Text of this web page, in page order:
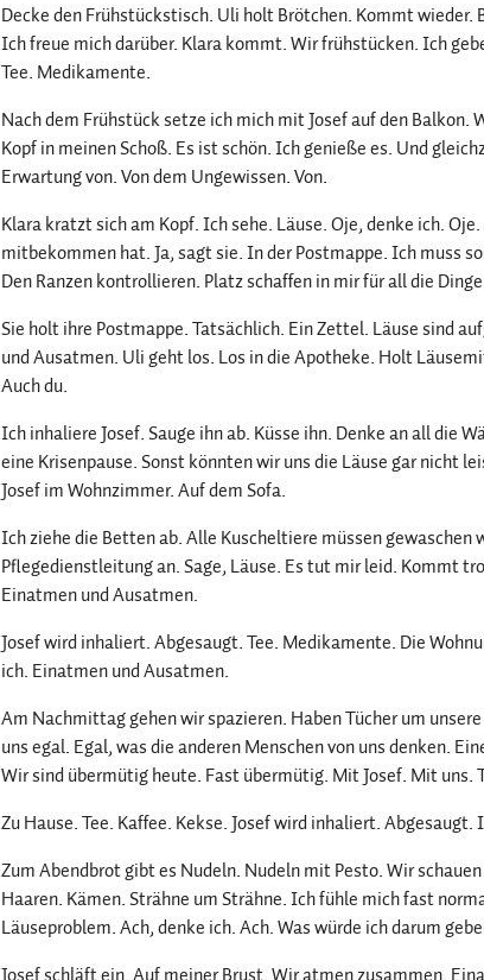
Decke den Frühstückstisch. Uli holt Brötchen. Kommt
Ich freue mich darüber. Klara kommt. Wir frühstücken. Ich
Tee. Medikamente.
Nach dem Frühstück setze ich mich mit Josef auf den
Kopf in meinen Schoß. Es ist schön. Ich genieße es. Und
Erwartung von. Von dem Ungewissen. Von.
Klara kratzt sich am Kopf. Ich sehe. Läuse. Oje, denke ich.
mitbekommen hat. Ja, sagt sie. In der Postmappe. Ich muss
Den Ranzen kontrollieren. Platz schaffen in mir für all die
Sie holt ihre Postmappe. Tatsächlich. Ein Zettel. Läuse sind
und Ausatmen. Uli geht los. Los in die Apotheke. Holt
Auch du.
Ich inhaliere Josef. Sauge ihn ab. Küsse ihn. Denke an all die
eine Krisenpause. Sonst könnten wir uns die Läuse gar nicht
Josef im Wohnzimmer. Auf dem Sofa.
Ich ziehe die Betten ab. Alle Kuscheltiere müssen gewaschen
Pflegedienstleitung an. Sage, Läuse. Es tut mir leid. Kommt
Einatmen und Ausatmen.
Josef wird inhaliert. Abgesaugt. Tee. Medikamente. Die
ich. Einatmen und Ausatmen.
Am Nachmittag gehen wir spazieren. Haben Tücher um
uns egal. Egal, was die anderen Menschen von uns denken.
Wir sind übermütig heute. Fast übermütig. Mit Josef. Mit uns.
Zu Hause. Tee. Kaffee. Kekse. Josef wird inhaliert.
Zum Abendbrot gibt es Nudeln. Nudeln mit Pesto. Wir
Haaren. Kämen. Strähne um Strähne. Ich fühle mich fast
Läuseproblem. Ach, denke ich. Ach. Was würde ich darum